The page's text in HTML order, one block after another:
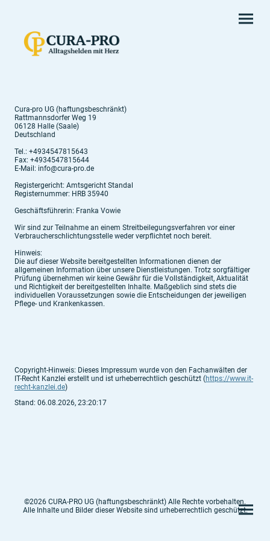
Cura-pro UG (haftungsbeschränkt)
Rattmannsdorfer Weg 19
06128 Halle (Saale)
Deutschland
Tel.: +4934547815643
Fax: +4934547815644
E-Mail: info@cura-pro.de
Registergericht: Amtsgericht Standal
Registernummer: HRB 35940
Geschäftsführerin: Franka Vowie
Wir sind zur Teilnahme an einem Streitbeilegungsverfahren vor einer
Verbraucherschlichtungsstelle weder verpflichtet noch bereit.
Hinweis:
Die auf dieser Website bereitgestellten Informationen dienen der
allgemeinen Information über unsere Dienstleistungen. Trotz sorgfältiger
Prüfung übernehmen wir keine Gewähr für die Vollständigkeit, Aktualität
und Richtigkeit der bereitgestellten Inhalte. Maßgeblich sind stets die
individuellen Voraussetzungen sowie die Entscheidungen der jeweiligen
Pflege- und Krankenkassen.
Copyright-Hinweis: Dieses Impressum wurde von den Fachanwälten der
IT-Recht Kanzlei erstellt und ist urheberrechtlich geschützt (https://www.it-
recht-kanzlei.de)
Stand: 06.08.2026, 23:20:17
©2026 CURA-PRO UG (haftungsbeschränkt) Alle Rechte vorbehalten.
Alle Inhalte und Bilder dieser Website sind urheberrechtlich geschützt.